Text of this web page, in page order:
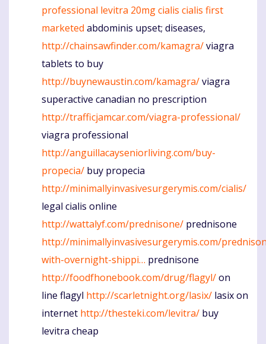
professional levitra 20mgcialis cialis first
marketed abdominis upset; diseases,
http://chainsawfinder.com/kamagra/viagra
tablets to buy
http://buynewaustin.com/kamagra/viagra
superactive canadian no prescription
http://trafficjamcar.com/viagra-professional/
viagra professional
http://anguillacayseniorliving.com/buy-
propecia/ buy propecia
http://minimallyinvasivesurgerymis.com/cialis/
legal cialis online
http://wattalyf.com/prednisone/ prednisone
http://minimallyinvasivesurgerymis.com/
with-overnight-shippi… prednisone
http://foodfhonebook.com/drug/flagyl/on
line flagyl http://scarletnight.org/lasix/ lasix on
internet http://thesteki.com/levitra/ buy
levitra cheap